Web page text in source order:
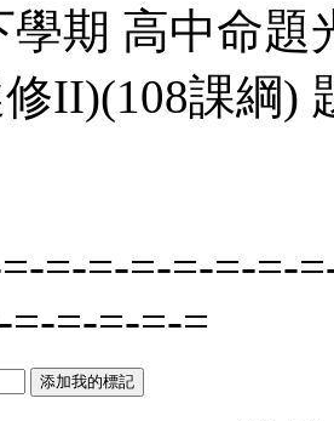
學期 高中命
II)(108課綱)
=-=-=-=-=-=-
=-=-=-=